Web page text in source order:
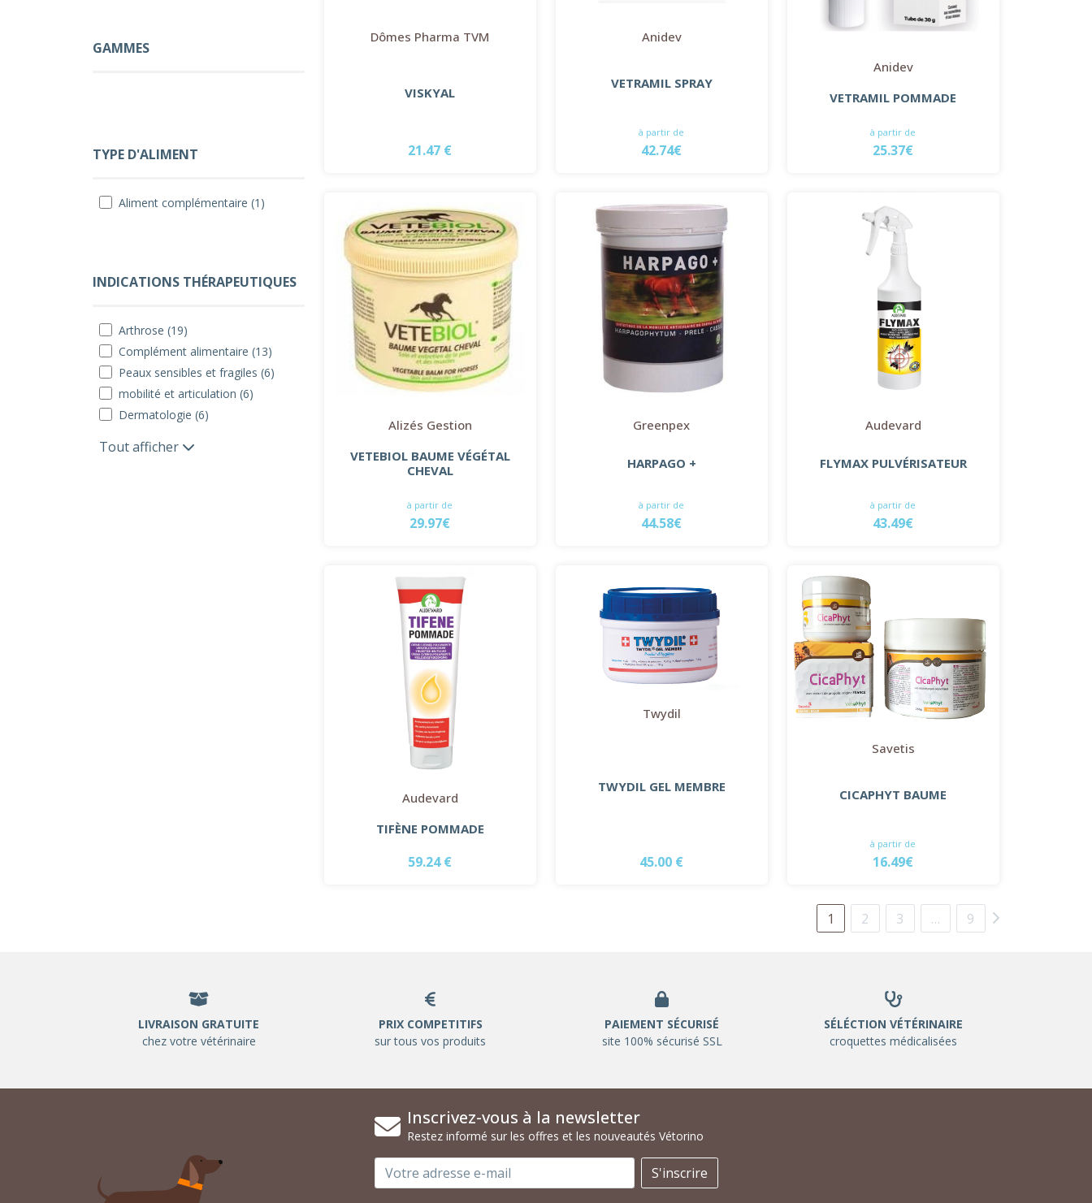
GAMMES
TYPE D'ALIMENT
Aliment complémentaire (1)
INDICATIONS THÉRAPEUTIQUES
Arthrose (19)
Complément alimentaire (13)
Peaux sensibles et fragiles (6)
mobilité et articulation (6)
Dermatologie (6)
Tout afficher
Dômes Pharma TVM
VISKYAL
21.47 €
Anidev
VETRAMIL SPRAY
à partir de
42.74€
Anidev
VETRAMIL POMMADE
à partir de
25.37€
Alizés Gestion
VETEBIOL BAUME VÉGÉTAL
CHEVAL
à partir de
29.97€
Greenpex
HARPAGO +
à partir de
44.58€
Audevard
FLYMAX PULVÉRISATEUR
à partir de
43.49€
Audevard
TIFÈNE POMMADE
59.24 €
Twydil
TWYDIL GEL MEMBRE
45.00 €
Savetis
CICAPHYT BAUME
à partir de
16.49€
1 2 3 … 9
LIVRAISON GRATUITE
chez votre vétérinaire
PRIX COMPETITIFS
sur tous vos produits
PAIEMENT SÉCURISÉ
site 100% sécurisé SSL
SÉLÉCTION VÉTÉRINAIRE
croquettes médicalisées
Inscrivez-vous à la newsletter
Restez informé sur les offres et les nouveautés Vétorino
Email S'inscrire